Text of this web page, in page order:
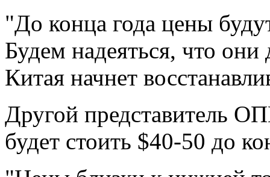
"До конца года цены
Будем надеяться, что
Китая начнет
Другой представитель
будет стоить $40-50 до